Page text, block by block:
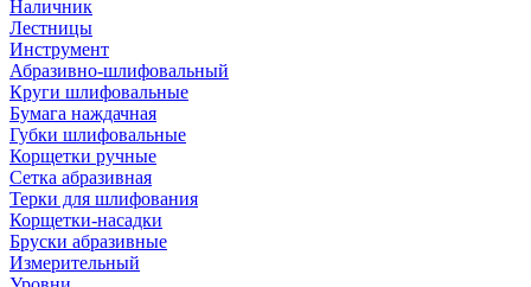
Наличник
Лестницы
Инструмент
Абразивно-шлифовальный
Круги шлифовальные
Бумага наждачная
Губки шлифовальные
Корщетки ручные
Сетка абразивная
Терки для шлифования
Корщетки-насадки
Бруски абразивные
Измерительный